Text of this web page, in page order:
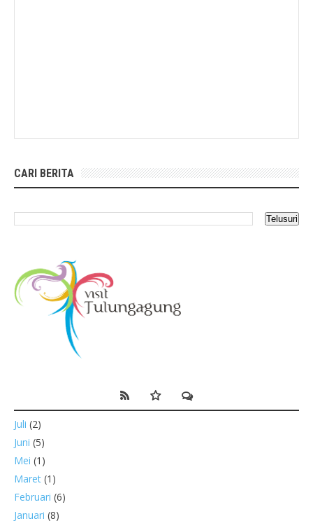
CARI BERITA
Juli (2)
Juni (5)
Mei (1)
Maret (1)
Februari (6)
Januari (8)